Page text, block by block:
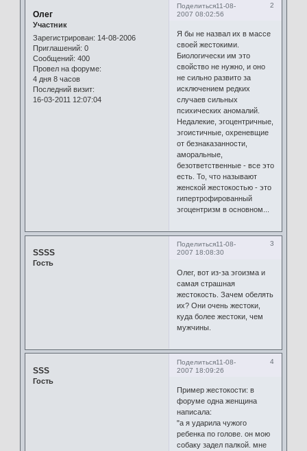
Поделиться 2
11-08-
2007 08:02:56
Олег
Участник
Зарегистрирован: 14-08-2006
Приглашений: 0
Сообщений: 400
Провел на форуме:
4 дня 8 часов
Последний визит:
16-03-2011 12:07:04
Я бы не назвал их в массе
своей жестокими.
Биологически им это
свойство не нужно, и оно
не сильно развито за
исключением редких
случаев сильных
психических аномалий.
Недалекие, эгоцентричные,
эгоистичные, охреневщие
от безнаказанности,
аморальные,
безответственные - все это
есть. То, что называют
женской жестокостью - это
гипертрофированный
эгоцентризм в основном...
Поделиться 3
11-08-
2007 18:08:30
SSSS
Гость
Олег, вот из-за эгоизма и
самая страшная
жестокость. Зачем обелять
их? Они очень жестоки,
куда более жестоки, чем
мужчины.
Поделиться 4
11-08-
2007 18:09:26
SSS
Гость
Пример жестокости: в
форуме одна женщина
написала:
"а я ударила чужого
ребенка по голове. он мою
собаку задел палкой. мне